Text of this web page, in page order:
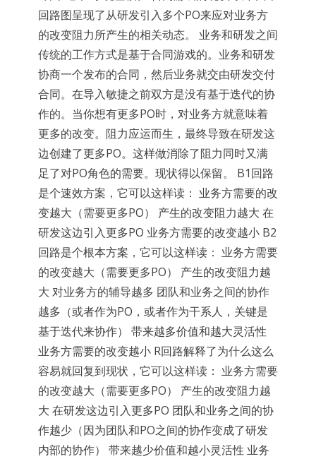
回路图呈现了从研发引入多个PO来应对业务方
的改变阻力所产生的相关动态。 业务和研发之间
传统的工作方式是基于合同游戏的。业务和研发
协商一个发布的合同，然后业务就交由研发交付
合同。在导入敏捷之前双方是没有基于迭代的协
作的。当你想有更多PO时，对业务方就意味着
更多的改变。阻力应运而生，最终导致在研发这
边创建了更多PO。这样做消除了阻力同时又满
足了对PO角色的需要。现状得以保留。 B1回路
是个速效方案，它可以这样读： 业务方需要的改
变越大（需要更多PO） 产生的改变阻力越大 在
研发这边引入更多PO 业务方需要的改变越小 B2
回路是个根本方案，它可以这样读： 业务方需要
的改变越大（需要更多PO） 产生的改变阻力越
大 对业务方的辅导越多 团队和业务之间的协作
越多（或者作为PO，或者作为干系人，关键是
基于迭代来协作） 带来越多价值和越大灵活性
业务方需要的改变越小 R回路解释了为什么这么
容易就回复到现状，它可以这样读： 业务方需要
的改变越大（需要更多PO） 产生的改变阻力越
大 在研发这边引入更多PO 团队和业务之间的协
作越少（因为团队和PO之间的协作变成了研发
内部的协作） 带来越少价值和越小灵活性 业务